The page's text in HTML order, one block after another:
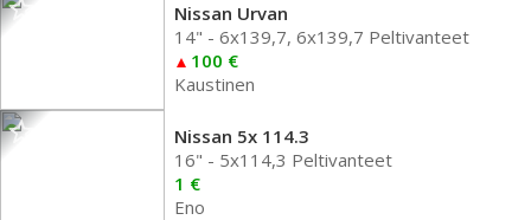
Nissan Urvan
14" - 6x139,7, 6x139,7 Peltivanteet
100 €
Kaustinen
Nissan 5x 114.3
16" - 5x114,3 Peltivanteet
1 €
Eno